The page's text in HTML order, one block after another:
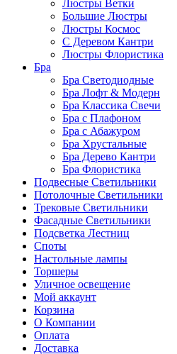
Люстры Ветки
Большие Люстры
Люстры Космос
С Деревом Кантри
Люстры Флористика
Бра
Бра Светодиодные
Бра Лофт & Модерн
Бра Классика Свечи
Бра с Плафоном
Бра с Абажуром
Бра Хрустальные
Бра Дерево Кантри
Бра Флористика
Подвесные Светильники
Потолочные Светильники
Трековые Светильники
Фасадные Светильники
Подсветка Лестниц
Споты
Настольные лампы
Торшеры
Уличное освещение
Мой аккаунт
Корзина
О Компании
Оплата
Доставка